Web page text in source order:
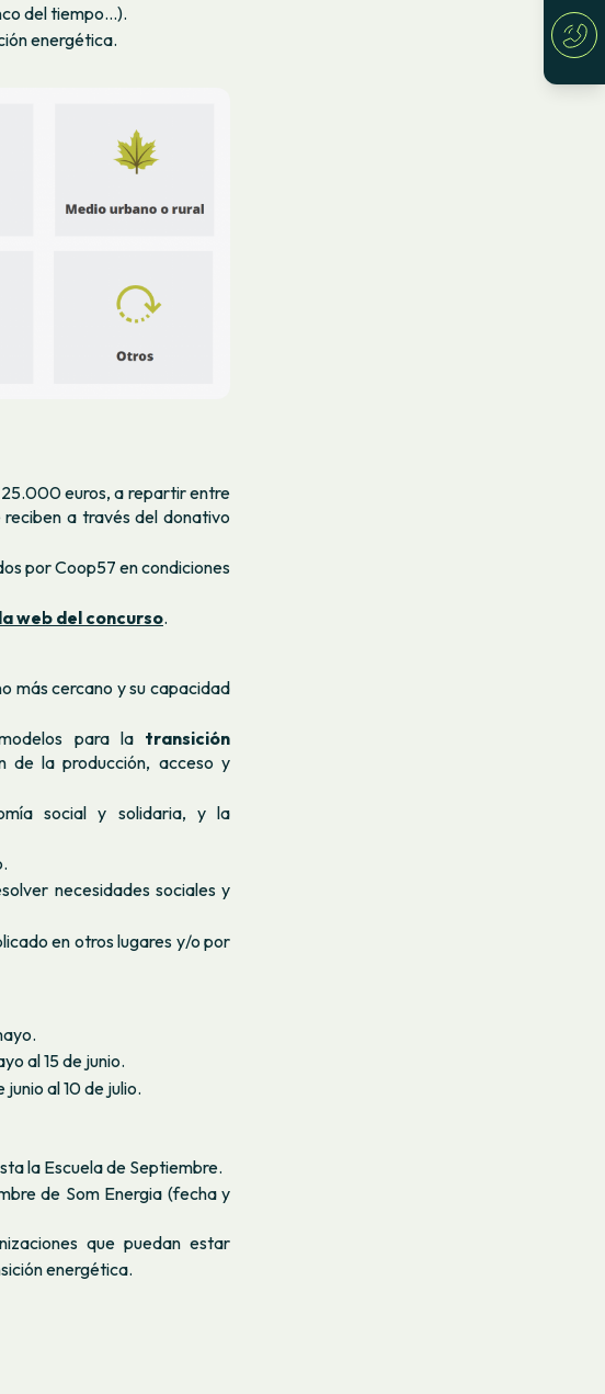
del tiempo…).
energética.
25.000 euros, a repartir entre
a través del donativo
por Coop57 en condiciones
la web del concurso.
más cercano y su capacidad
para la transición
de la producción, acceso y
social y solidaria, y la
necesidades sociales y
en otros lugares y/o por
al 15 de junio.
junio al 10 de julio.
la Escuela de Septiembre.
de Som Energia (fecha y
que puedan estar
energética.